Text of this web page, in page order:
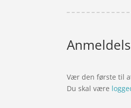
Vær den første til
Du skal være